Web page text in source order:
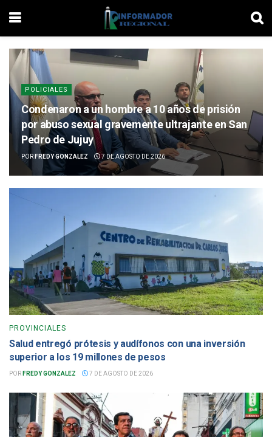
POLICIALES
Condenaron a un hombre a 10 años de prisión
por abuso sexual gravemente ultrajante en San
Pedro de Jujuy
POR FREDY GONZALEZ 7 DE AGOSTO DE 2026
PROVINCIALES
Salud entregó prótesis y audífonos con una inversión
superior a los 19 millones de pesos
POR FREDY GONZALEZ 7 DE AGOSTO DE 2026